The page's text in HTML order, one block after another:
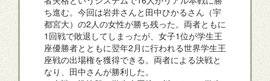
ち進む。今回は岩井さんと田中ひかるさん（宇
都宮大）の2人の女性が勝ち残った。両者ともに
1回戦で敗退してしまったが、女子1位が学生王
座優勝者とともに翌年2月に行われる世界学生王
座戦の出場権を獲得できる。両者による決戦と
なり、田中さんが勝利した。